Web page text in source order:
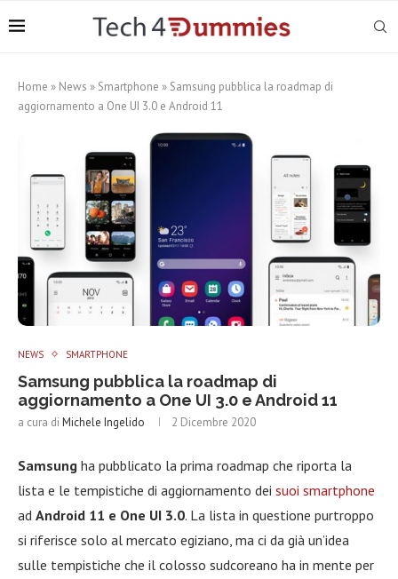
Home » News » Smartphone » Samsung pubblica la roadmap di
aggiornamento a One UI 3.0 e Android 11
NEWS SMARTPHONE
Samsung pubblica la roadmap di
aggiornamento a One UI 3.0 e Android 11
a cura di Michele Ingelido 2 Dicembre 2020
Samsung ha pubblicato la prima roadmap che riporta la
lista e le tempistiche di aggiornamento dei suoi smartphone
ad Android 11 e One UI 3.0. La lista in questione purtroppo
si riferisce solo al mercato egiziano, ma ci da già un’idea
sulle tempistiche che il colosso sudcoreano ha in mente per